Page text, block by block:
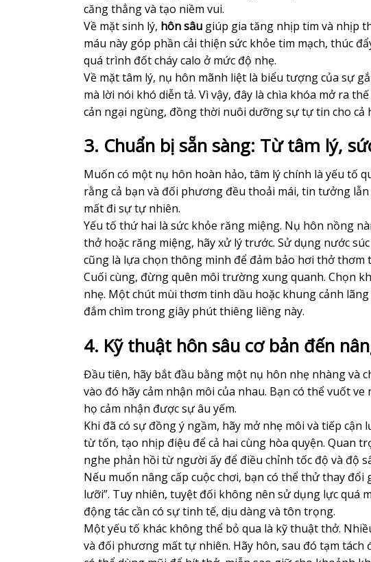
căng thẳng và tạo niềm vui.
Về mặt sinh lý, hôn sâu giúp gia tăng nhịp tim và nhịp
máu này góp phần cải thiện sức khỏe tim mạch, thúc
quá trình đốt cháy calo ở mức độ nhẹ.
Về mặt tâm lý, nụ hôn mãnh liệt là biểu tượng của sự
mà lời nói khó diễn tả. Vì vậy, đây là chìa khóa mở ra
cản ngại ngùng, đồng thời nuôi dưỡng sự tự tin cho cả
3. Chuẩn bị sẵn sàng: Từ tâm lý,
Muốn có một nụ hôn hoàn hảo, tâm lý chính là yếu tố
rằng cả bạn và đối phương đều thoải mái, tin tưởng
mất đi sự tự nhiên.
Yếu tố thứ hai là sức khỏe răng miệng. Nụ hôn nồng
thở hoặc răng miệng, hãy xử lý trước. Sử dụng nước
cũng là lựa chọn thông minh để đảm bảo hơi thở
Cuối cùng, đừng quên môi trường xung quanh. Chọn
nhẹ. Một chút mùi thơm tinh dầu hoặc khung cảnh
đắm chìm trong giây phút thiêng liêng này.
4. Kỹ thuật hôn sâu cơ bản đến
Đầu tiên, hãy bắt đầu bằng một nụ hôn nhẹ nhàng và
vào đó hãy cảm nhận môi của nhau. Bạn có thể vuốt
họ cảm nhận được sự âu yếm.
Khi đã có sự đồng ý ngầm, hãy mở nhẹ môi và tiếp
từ tốn, tạo nhịp điệu để cả hai cùng hòa quyện. Quan
nghe phản hồi từ người ấy để điều chỉnh tốc độ và độ
Nếu muốn nâng cấp cuộc chơi, bạn có thể thử thay
lưỡi”. Tuy nhiên, tuyệt đối không nên sử dụng lực quá
động tác cần có sự tinh tế, dịu dàng và tôn trọng.
Một yếu tố khác không thể bỏ qua là kỹ thuật thở.
và đối phương mất tự nhiên. Hãy hôn, sau đó tạm